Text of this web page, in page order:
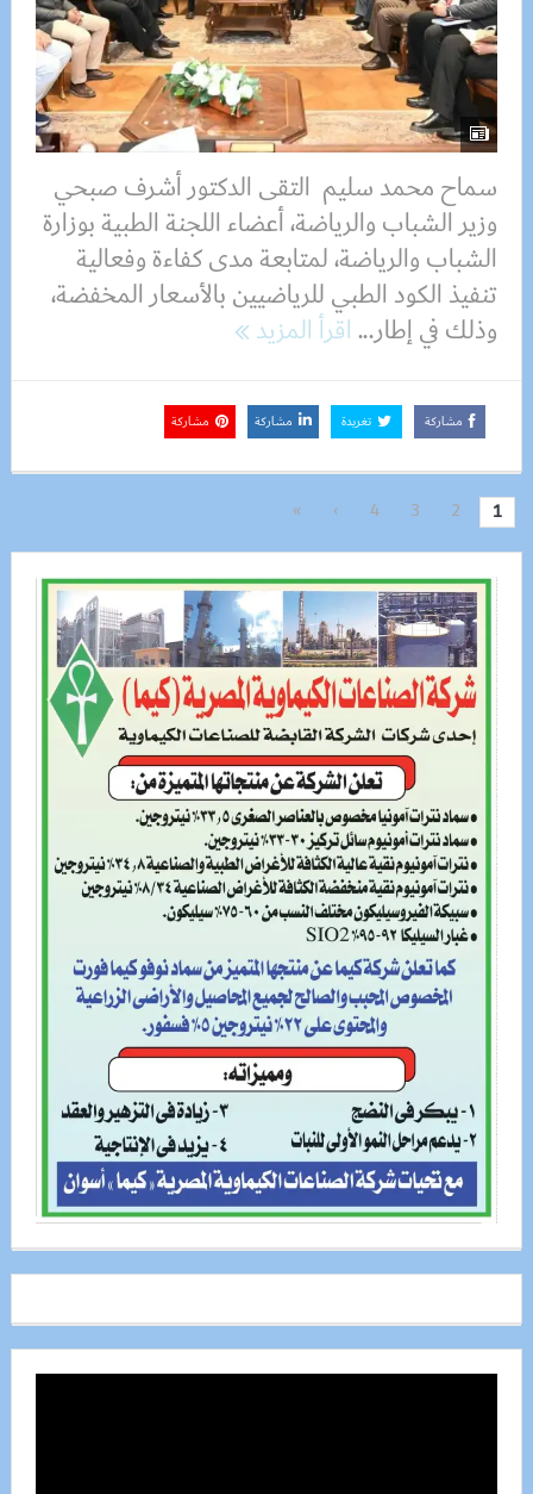
سماح محمد سليم التقى الدكتور أشرف صبحي
وزير الشباب والرياضة، أعضاء اللجنة الطبية بوزارة
الشباب والرياضة، لمتابعة مدى كفاءة وفعالية
تنفيذ الكود الطبي للرياضيين بالأسعار المخفضة،
وذلك في إطار...اقرأ المزيد
مشاركة تغريدة مشاركة مشاركة
1
2
3
4
›
»